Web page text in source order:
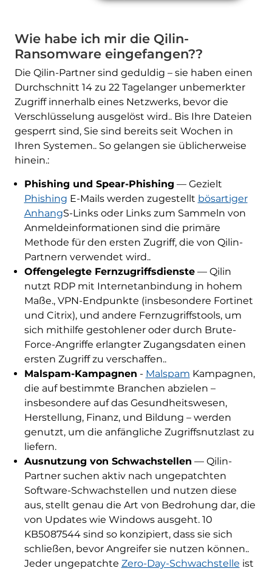
Wie habe ich mir die Qilin-
Ransomware eingefangen??
Die Qilin-Partner sind geduldig – sie haben einen
Durchschnitt 14 zu 22 Tagelanger unbemerkter
Zugriff innerhalb eines Netzwerks, bevor die
Verschlüsselung ausgelöst wird.. Bis Ihre Dateien
gesperrt sind, Sie sind bereits seit Wochen in
Ihren Systemen.. So gelangen sie üblicherweise
hinein.:
Phishing und Spear-Phishing — Gezielt
Phishing E-Mails werden zugestellt bösartiger
AnhangS-Links oder Links zum Sammeln von
Anmeldeinformationen sind die primäre
Methode für den ersten Zugriff, die von Qilin-
Partnern verwendet wird..
Offengelegte Fernzugriffsdienste— Qilin
nutzt RDP mit Internetanbindung in hohem
Maße., VPN-Endpunkte (insbesondere Fortinet
und Citrix), und andere Fernzugriffstools, um
sich mithilfe gestohlener oder durch Brute-
Force-Angriffe erlangter Zugangsdaten einen
ersten Zugriff zu verschaffen..
Malspam-Kampagnen - Malspam Kampagnen,
die auf bestimmte Branchen abzielen –
insbesondere auf das Gesundheitswesen,
Herstellung, Finanz, und Bildung – werden
genutzt, um die anfängliche Zugriffsnutzlast zu
liefern.
Ausnutzung von Schwachstellen — Qilin-
Partner suchen aktiv nach ungepatchten
Software-Schwachstellen und nutzen diese
aus, stellt genau die Art von Bedrohung dar, die
von Updates wie Windows ausgeht. 10
KB5087544 sind so konzipiert, dass sie sich
schließen, bevor Angreifer sie nutzen können..
Jeder ungepatchte Zero-Day-Schwachstelle ist